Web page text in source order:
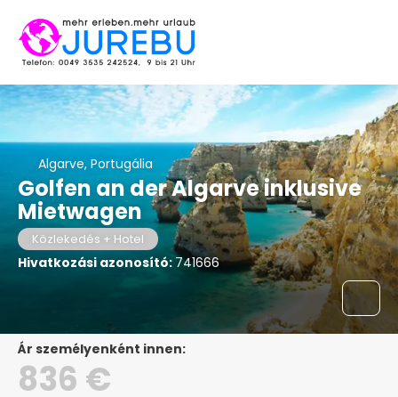
Algarve, Portugália
Golfen an der Algarve inklusive
Mietwagen
Közlekedés + Hotel
Hivatkozási azonosító: 741666
ár személyenként innen:
836 €